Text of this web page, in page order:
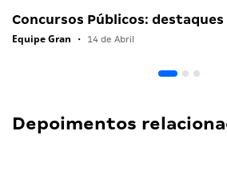
Concursos Públicos:
Equipe Gran • 14 de Abril
Depoimentos